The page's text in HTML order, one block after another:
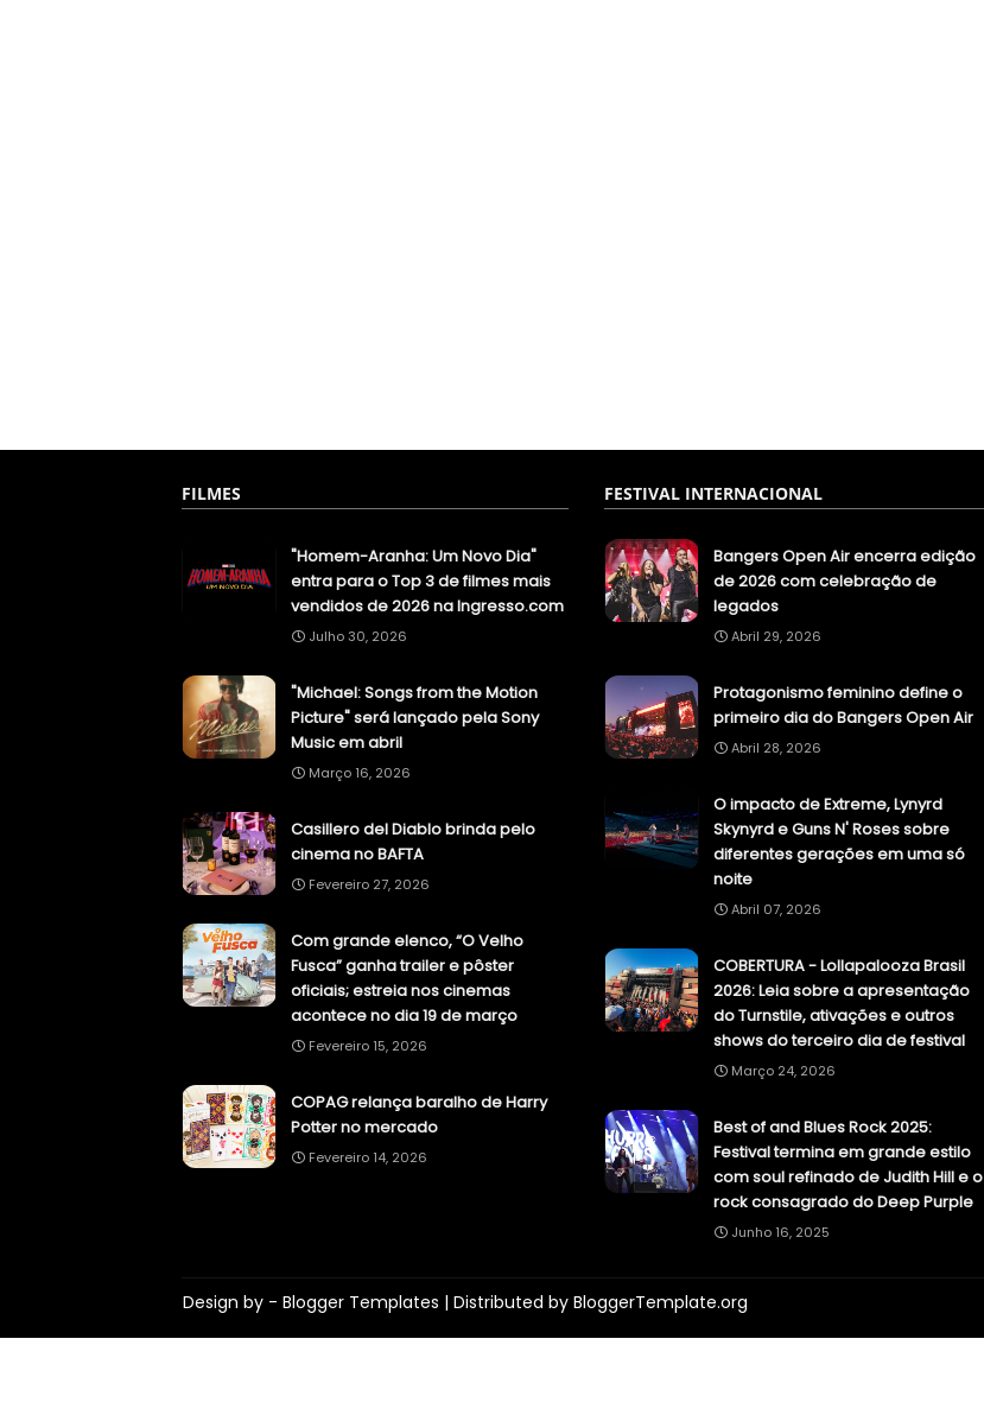
FILMES
"Homem-Aranha: Um Novo Dia"
entra para o Top 3 de filmes mais
vendidos de 2026 na Ingresso.com
Julho 30, 2026
"Michael: Songs from the Motion
Picture" será lançado pela Sony
Music em abril
Março 16, 2026
Casillero del Diablo brinda pelo
cinema no BAFTA
Fevereiro 27, 2026
Com grande elenco, “O Velho
Fusca” ganha trailer e pôster
oficiais; estreia nos cinemas
acontece no dia 19 de março
Fevereiro 15, 2026
COPAG relança baralho de Harry
Potter no mercado
Fevereiro 14, 2026
FESTIVAL INTERNACIONAL
Bangers Open Air encerra edição
de 2026 com celebração de
legados
Abril 29, 2026
Protagonismo feminino define o
primeiro dia do Bangers Open Air
Abril 28, 2026
O impacto de Extreme, Lynyrd
Skynyrd e Guns N' Roses sobre
diferentes gerações em uma só
noite
Abril 07, 2026
COBERTURA - Lollapalooza Brasil
2026: Leia sobre a apresentação
do Turnstile, ativações e outros
shows do terceiro dia de festival
Março 24, 2026
Best of and Blues Rock 2025:
Festival termina em grande estilo
com soul refinado de Judith Hill e o
rock consagrado do Deep Purple
Junho 16, 2025
Design by - Blogger Templates | Distributed by BloggerTemplate.org